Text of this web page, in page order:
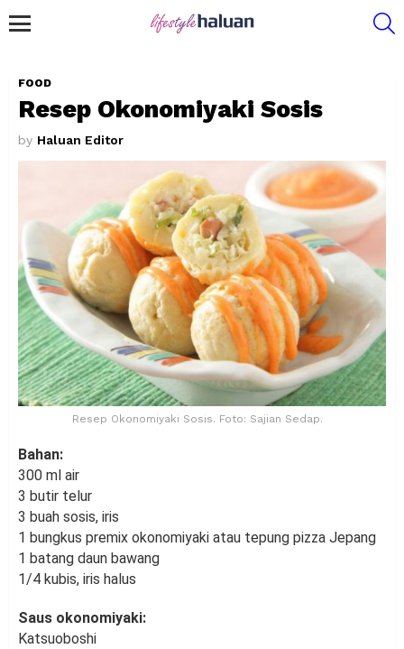
FOOD
Resep Okonomiyaki Sosis
by Haluan Editor
Resep Okonomiyaki Sosis. Foto: Sajian Sedap.
Bahan:
300 ml air
3 butir telur
3 buah sosis, iris
1 bungkus premix okonomiyaki atau tepung pizza Jepang
1 batang daun bawang
1/4 kubis, iris halus
Saus okonomiyaki:
Katsuoboshi